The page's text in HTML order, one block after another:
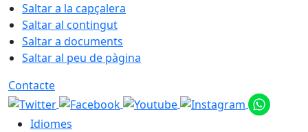
Saltar a la capçalera
Saltar al contingut
Saltar a documents
Saltar al peu de pàgina
Contacte
Idiomes